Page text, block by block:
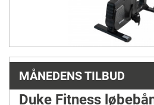
MÅNEDENS TILBUD
Duke Fitness